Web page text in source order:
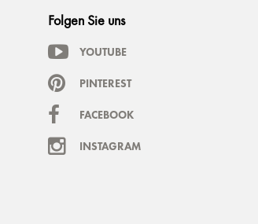
Folgen Sie uns
YOUTUBE
PINTEREST
FACEBOOK
INSTAGRAM